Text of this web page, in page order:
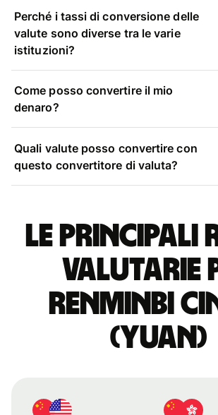
Perché i tassi di conversione delle
valute sono diverse tra le varie
istituzioni?
Come posso convertire il mio
denaro?
Quali valute posso convertire con
questo convertitore di valuta?
Le
valutarie
renminbi
(yuan)